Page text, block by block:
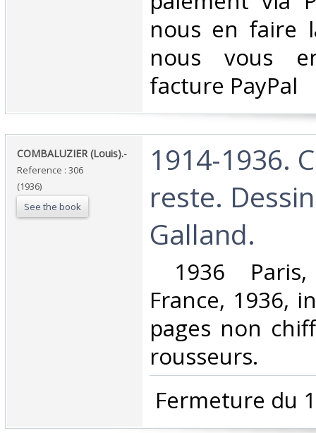
nous en faire
nous vous
facture PayPal‎
‎COMBALUZIER (Louis).-‎
Reference : 306
(1936)
See the book
‎1914-1936.
reste.
Galland.‎
1936
France, 1936,
pages non
rousseurs. ‎
Fermeture du